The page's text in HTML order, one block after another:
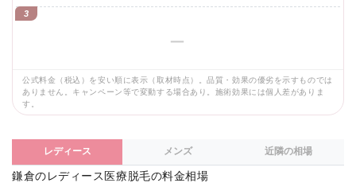
3
ー
公式料金（税込）を安い順に表示（取材時点）。品質・効果の優劣を示すものでは
ありません。キャンペーン等で変動する場合あり。施術効果には個人差がありま
す。
レディース メンズ 近隣の相場
鎌倉のレディース医療脱毛の料金相場